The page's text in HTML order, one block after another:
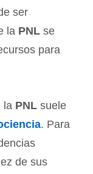
ser
la PNL se
para
la PNL suele
. Para
de sus